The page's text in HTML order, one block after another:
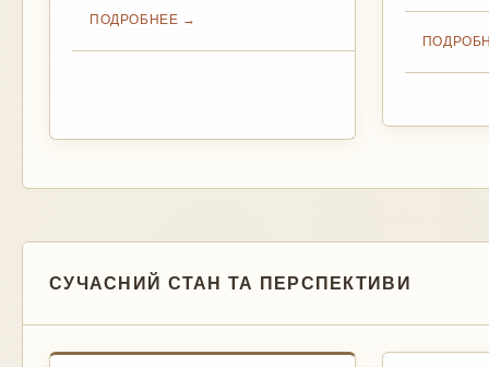
ПОДРОБНЕЕ
СУЧАСНИЙ СТАН ТА ПЕРСПЕКТИВИ